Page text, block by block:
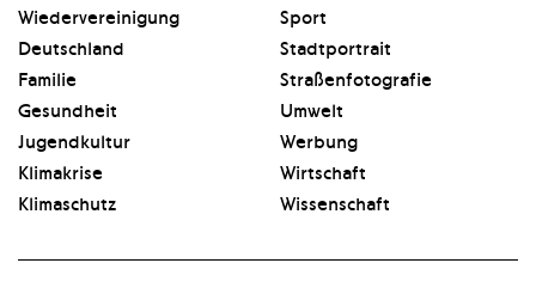
Wiedervereinigung
Deutschland
Familie
Gesundheit
Jugendkultur
Klimakrise
Klimaschutz
Sport
Stadtpor­t­rait
Straßenfotografie
Umwelt
Werbung
Wirtschaft
Wissenschaft